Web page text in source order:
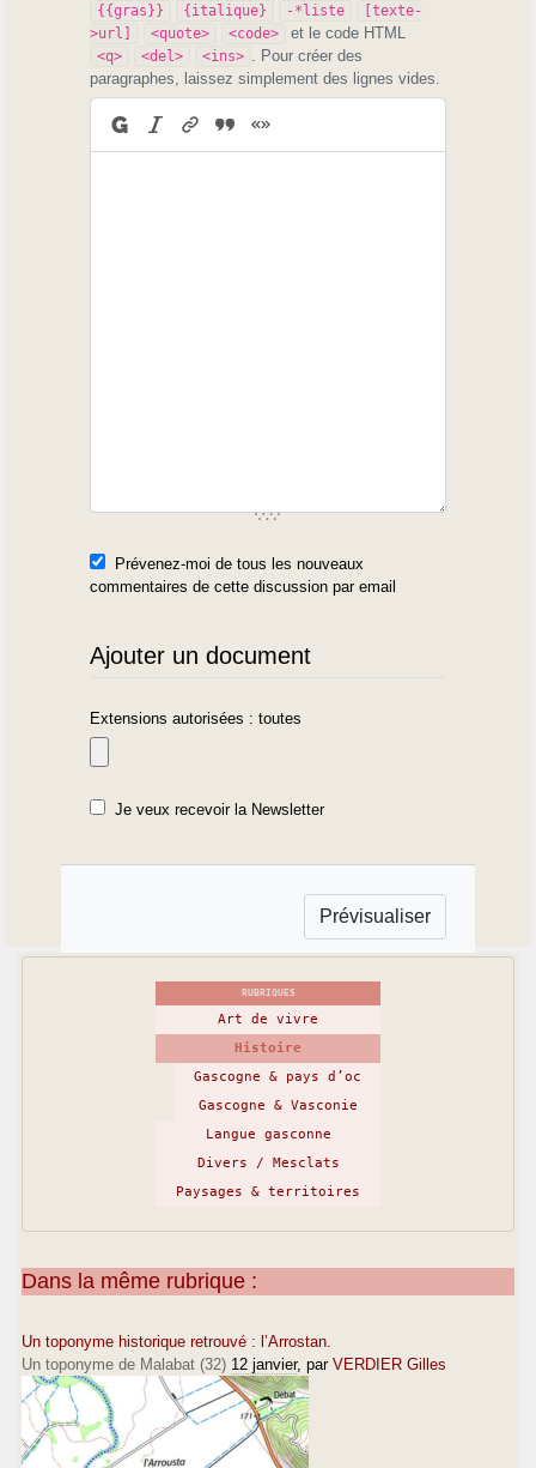
{{gras}} {italique} -*liste
[texte-
>url]
<quote> <code> et le code HTML
<q> <del> <ins>
. Pour créer des
paragraphes, laissez simplement des lignes vides.
Prévenez-moi de tous les nouveaux
commentaires de cette discussion par email
Ajouter un document
Extensions autorisées : toutes
Je veux recevoir la Newsletter
RUBRIQUES
Art de vivre
Histoire
Gascogne & pays d’oc
Gascogne & Vasconie
Langue gasconne
Divers / Mesclats
Paysages & territoires
Dans la même rubrique :
Un toponyme historique retrouvé : l’Arrostan.
Un toponyme de Malabat (32) 12 janvier, par VERDIER Gilles